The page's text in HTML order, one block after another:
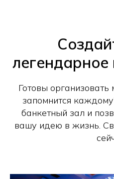
Готовы организовать
запомнится
банкетный зал и
вашу идею в жизнь.